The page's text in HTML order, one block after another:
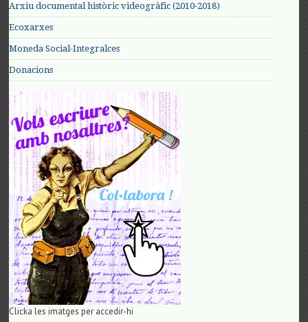
Arxiu documental històric videogràfic (2010-2018)
Ecoxarxes
Moneda Social-Integralces
Donacions
Clicka les imatges per accedir-hi